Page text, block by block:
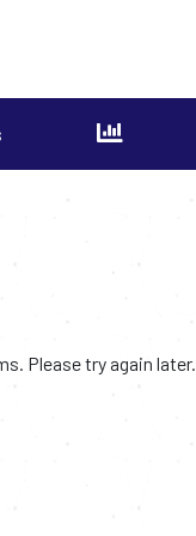
Please try again later.